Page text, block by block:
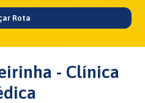
Rota
- Clínica